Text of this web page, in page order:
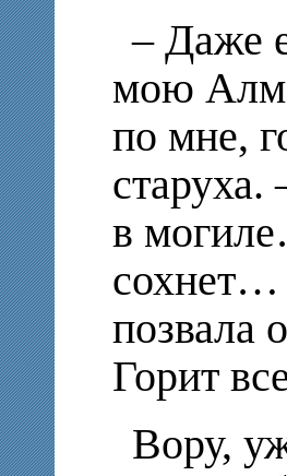
– Даже
мою
по мне,
в
сохнет…
позвала
Горит
Вору,